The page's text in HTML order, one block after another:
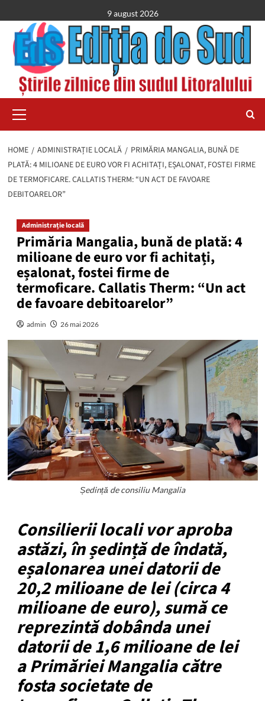
to
content
9 august 2026
Menu
HOME ADMINISTRAȚIE LOCALĂ
PRIMĂRIA MANGALIA, BUNĂ DE
PLATĂ: 4 MILIOANE DE EURO VOR FI ACHITAȚI, EȘALONAT, FOSTEI FIRME
DE TERMOFICARE. CALLATIS THERM: “UN ACT DE FAVOARE
DEBITOARELOR”
Administrație locală
Primăria Mangalia, bună de plată: 4
milioane de euro vor fi achitați,
eșalonat, fostei firme de
termoficare. Callatis Therm: “Un act
de favoare debitoarelor”
admin 26 mai 2026
Ședință de consiliu Mangalia
Consilierii locali vor aproba
astăzi, în ședință de îndată,
eșalonarea unei datorii de
20,2 milioane de lei (circa 4
milioane de euro), sumă ce
reprezintă dobânda unei
datorii de 1,6 milioane de lei
a Primăriei Mangalia către
fosta societate de